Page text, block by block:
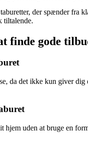
der spænder fra
tiltalende.
finde gode
da det ikke kun giver
uden at bruge en